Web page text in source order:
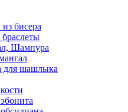
бисера
Шампура
шашлыка